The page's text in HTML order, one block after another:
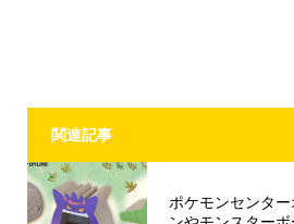
関連記事
ポケモンセンタ